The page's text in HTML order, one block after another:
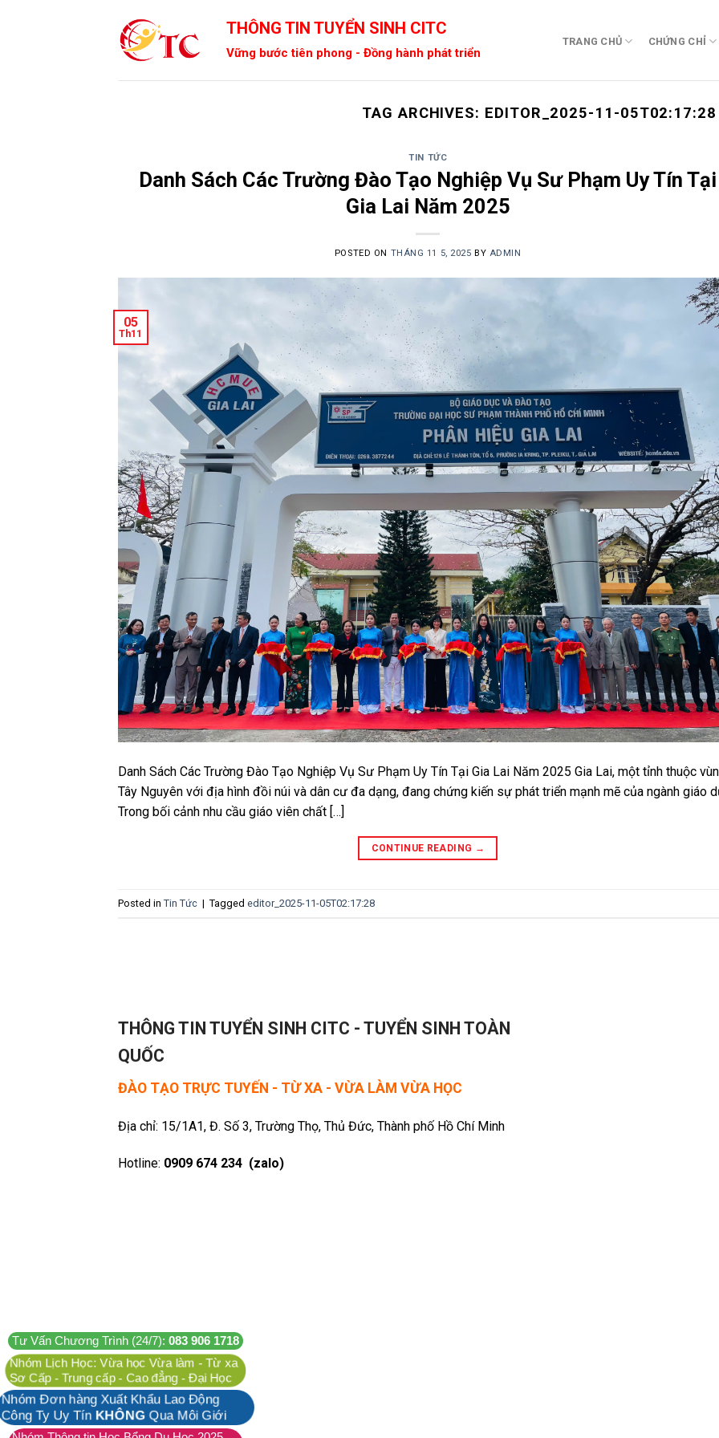
THÔNG TIN TUYỂN SINH CITC
Vững bước tiên phong - Đồng hành phát triển
TRANG CHỦ CHỨNG CHỈ
TAG ARCHIVES: EDITOR_2025-11-05T02:17:28
TIN TỨC
Danh Sách Các Trường Đào Tạo Nghiệp Vụ Sư Phạm Uy Tín Tại
Gia Lai Năm 2025
POSTED ON THÁNG 11 5, 2025 BY ADMIN
05
Th11
Danh Sách Các Trường Đào Tạo Nghiệp Vụ Sư Phạm Uy Tín Tại Gia Lai Năm 2025 Gia Lai, một tỉnh thuộc
Tây Nguyên với địa hình đồi núi và dân cư đa dạng, đang chứng kiến sự phát triển mạnh mẽ của ngành giáo
Trong bối cảnh nhu cầu giáo viên chất […]
CONTINUE READING →
Posted in Tin Tức | Tagged editor_2025-11-05T02:17:28
THÔNG TIN TUYỂN SINH CITC - TUYỂN SINH TOÀN
QUỐC
ĐÀO TẠO TRỰC TUYẾN - TỪ XA - VỪA LÀM VỪA HỌC
Địa chỉ: 15/1A1, Đ. Số 3, Trường Thọ, Thủ Đức, Thành phố Hồ Chí Minh
Hotline: 0909 674 234 (zalo)
Tư Vấn Chương Trình (24/7): 083 906 1718
Nhóm Lịch Học: Vừa học Vừa làm - Từ xa
Sơ Cấp - Trung cấp - Cao đẳng - Đại Học
Đơn hàng Xuất Khẩu Lao Động
Ty Uy Tín KHÔNG Qua Môi Giới